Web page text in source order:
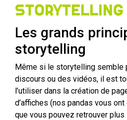
storytelling
Les grands
storytelling
Même si le storytelling semble
discours ou des vidéos, il est
l’utiliser dans la création de
d’affiches (nos pandas vous
que vous pouvez retrouver plus